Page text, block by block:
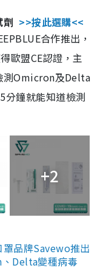
>>按此選購<<
合作推出，
歐盟CE認證，主
測Omicron及Delta
分鐘就能知道檢測
+2
品牌Savewo推出
Delta變種病毒